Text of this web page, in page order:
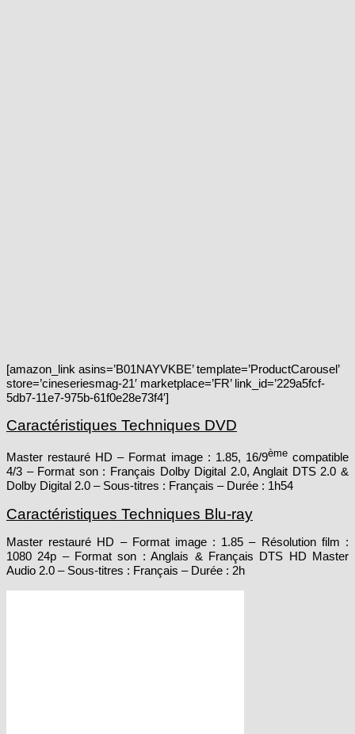
[amazon_link asins=’B01NAYVKBE’ template=’ProductCarousel’
store=’cineseriesmag-21′ marketplace=’FR’ link_id=’229a5fcf-
5db7-11e7-975b-61f0e28e73f4′]
Caractéristiques Techniques DVD
Master restauré HD – Format image : 1.85, 16/9èmecompatible
4/3 – Format son : Français Dolby Digital 2.0, Anglait DTS 2.0 &
Dolby Digital 2.0 – Sous-titres : Français – Durée : 1h54
Caractéristiques Techniques Blu-ray
Master restauré HD – Format image : 1.85 – Résolution film :
1080 24p – Format son : Anglais & Français DTS HD Master
Audio 2.0 – Sous-titres : Français – Durée : 2h